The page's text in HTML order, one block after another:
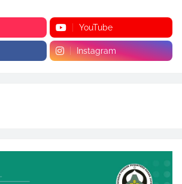
YouTube
Instagram